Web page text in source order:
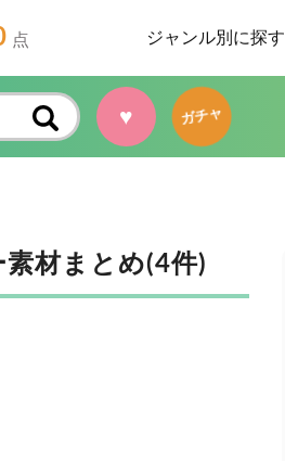
点 ジャンル別に探す
♥ ガチャ
材まとめ(4件)